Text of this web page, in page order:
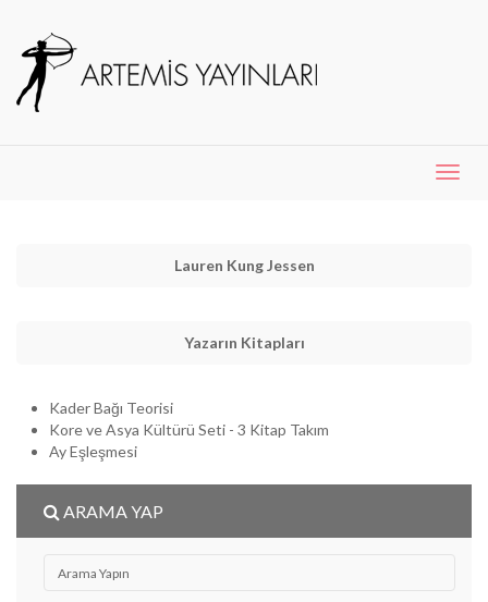
Lauren Kung Jessen
Yazarın Kitapları
Kader Bağı Teorisi
Kore ve Asya Kültürü Seti - 3 Kitap Takım
Ay Eşleşmesi
ARAMA YAP